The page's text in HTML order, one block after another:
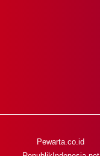
Pewarta.co.id